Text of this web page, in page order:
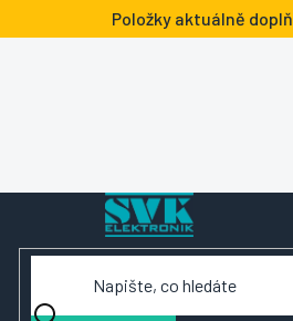
na
Položky aktuálně